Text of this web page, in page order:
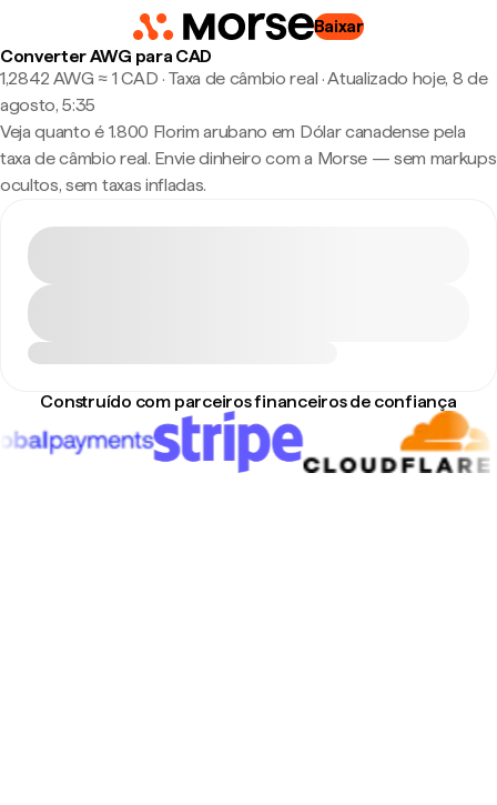
Baixar
Converter AWG para CAD
1,2842 AWG ≈ 1 CAD · Taxa de câmbio real ·Atualizado hoje, 8 de
agosto, 5:35
Veja quanto é 1.800 Florim arubano em Dólar canadense pela
taxa de câmbio real. Envie dinheiro com a Morse — sem markups
ocultos, sem taxas infladas.
Construído com parceiros financeiros de confiança